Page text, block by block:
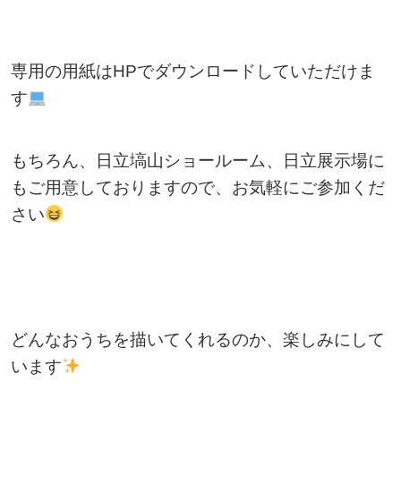
専用の用紙はHPでダウンロードしていただけま
す
もちろん、日立塙山ショールーム、日立展示場に
もご用意しておりますので、お気軽にご参加くだ
さい
どんなおうちを描いてくれるのか、楽しみにして
います